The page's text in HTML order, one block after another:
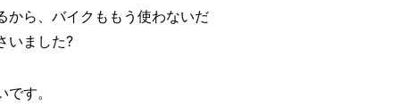
から、バイクももう使わないだ
いました?
す。